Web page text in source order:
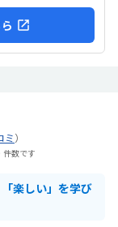
ミ）
数です
楽しい」を学び